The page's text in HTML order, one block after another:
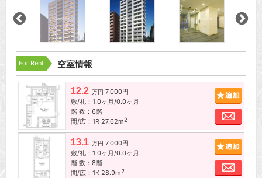
For Rent 空室情報
12.2 万円 7,000円
敷/礼：1.0ヶ月/0.0ヶ月
階 数：6階
間/広：1R 27.62m2
お問
13.1 万円 7,000円
敷/礼：1.0ヶ月/0.0ヶ月
階 数：8階
間/広：1K 28.9m2
お問